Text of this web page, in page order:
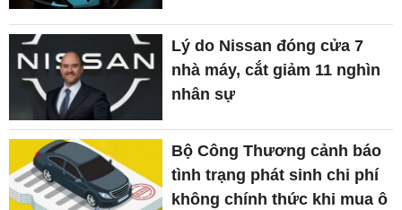
Lý do Nissan đóng cửa 7
nhà máy, cắt giảm 11 nghìn
nhân sự
Bộ Công Thương cảnh báo
tình trạng phát sinh chi phí
không chính thức khi mua ô